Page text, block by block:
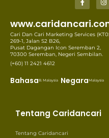
Cari Dan Cari Marketing Services
269-1, Jalan S2 B26,
Pusat Dagangan Icon Seremban 2,
70300 Seremban, Negeri Sembilan.
(+60) 11 2421 4612
BahasaB. Malaysia NegaraMalaysia
Tentang Caridancari
Tentang Caridancari